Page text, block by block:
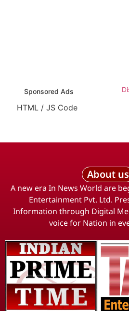
Sponsored Ads
HTML / JS Code
About us
A new era In News World are
Entertainment Pvt. Ltd.
Information through Digital
voice for Nation in